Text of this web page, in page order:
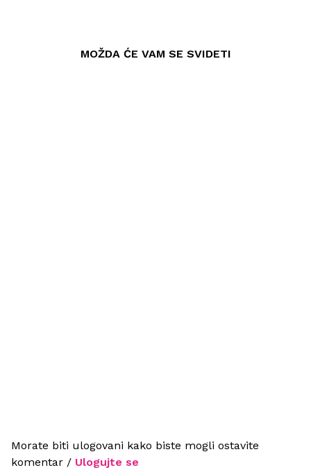
MOŽDA ĆE VAM SE SVIDETI
Morate biti ulogovani kako biste mogli ostavite
komentar / Ulogujte se